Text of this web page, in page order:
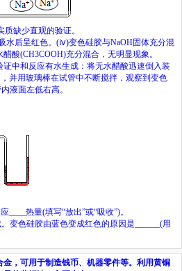
缺少直观的验证。
水后呈红色。 (ⅳ)变色硅胶与NaOH固体充分混
醋酸(CH3COOH)充分混合，无明显现象。
中和反应有水生成：将无水醋酸迅速倒入装
并用玻璃棒在试管中不断搅拌，观察到变色
液面左低右高。
热量(填写“放出”或“吸收”)。
变色硅胶由蓝色变成红色的原因是 (用
，可用于制造钱币、机器零件等。利用黄铜